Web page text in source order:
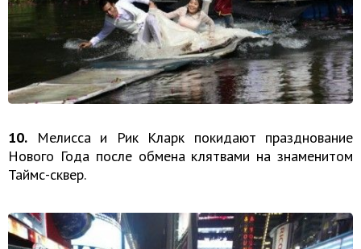
10. Мелисса и Рик Кларк покидают празднование
Нового Года после обмена клятвами на знаменитом
Таймс-сквер.